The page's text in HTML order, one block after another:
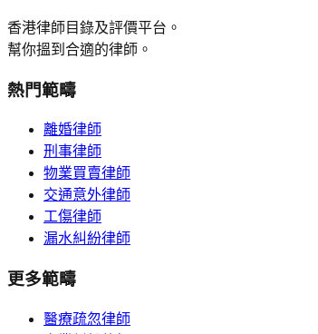
香港律師目錄及評價平台。
幫你搵到合適的律師。
熱門範疇
離婚律師
刑事律師
物業買賣律師
交通意外律師
工傷律師
漏水糾紛律師
更多範疇
醫療疏忽律師